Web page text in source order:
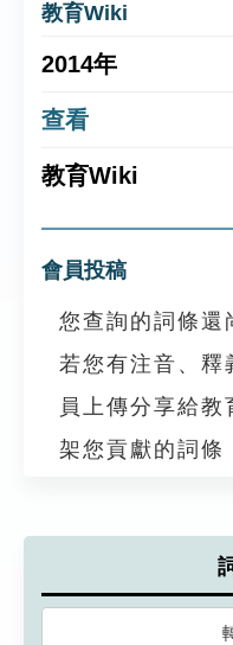
教育Wiki
2014年
查看
教育Wiki
會員投稿
您查詢的詞條還
若您有注音、釋
員上傳分享給
架您貢獻的詞條